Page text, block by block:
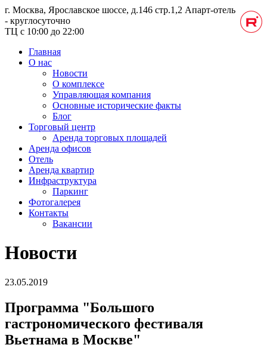
г. Москва, Ярославское шоссе, д.146 стр.1,2 Апарт-отель
- круглосуточно
ТЦ с 10:00 до 22:00
Главная
О нас
Новости
О комплексе
Управляющая компания
Основные исторические факты
Блог
Торговый центр
Аренда торговых площадей
Аренда офисов
Отель
Аренда квартир
Инфраструктура
Паркинг
Фотогалерея
Контакты
Вакансии
Новости
23.05.2019
Программа "Большого
гастрономического фестиваля
Вьетнама в Москве"